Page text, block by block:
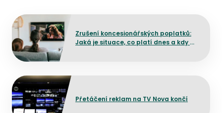
Zrušení koncesionářských poplatků:
Jaká je situace, co platí dnes a kdy by
Přejít na detail článku
Přetáčení reklam na TV Nova končí
Přejít na detail článku